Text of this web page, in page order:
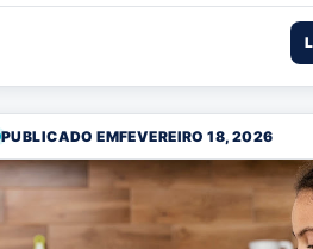
PUBLICADO EMFEVEREIRO 18, 2026